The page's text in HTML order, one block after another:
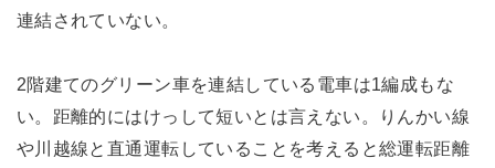
連結されていない。
2階建てのグリーン車を連結している電車は1編成もな
い。距離的にはけっして短いとは言えない。りんかい線
や川越線と直通運転していることを考えると総運転距離